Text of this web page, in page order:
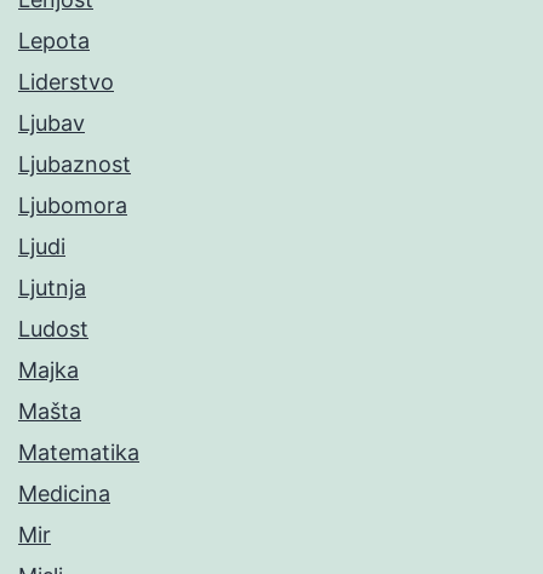
Lepota
Liderstvo
Ljubav
Ljubaznost
Ljubomora
Ljudi
Ljutnja
Ludost
Majka
Mašta
Matematika
Medicina
Mir